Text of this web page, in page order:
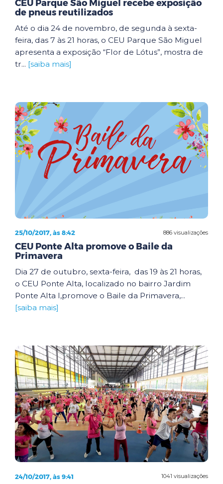
CEU Parque São Miguel recebe exposição
de pneus reutilizados
Até o dia 24 de novembro, de segunda à sexta-
feira, das 7 às 21 horas, o CEU Parque São Miguel
apresenta a exposição “Flor de Lótus”, mostra de
tr... [saiba mais]
886 visualizações
25/10/2017, às 8:42
CEU Ponte Alta promove o Baile da
Primavera
Dia 27 de outubro, sexta-feira, das 19 às 21 horas,
o CEU Ponte Alta, localizado no bairro Jardim
Ponte Alta I,promove o Baile da Primavera,...
[saiba mais]
1041 visualizações
24/10/2017, às 9:41